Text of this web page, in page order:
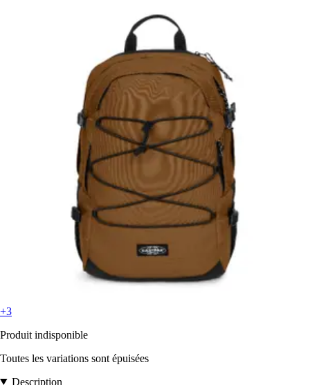
+3
Produit indisponible
Toutes les variations sont épuisées
Description